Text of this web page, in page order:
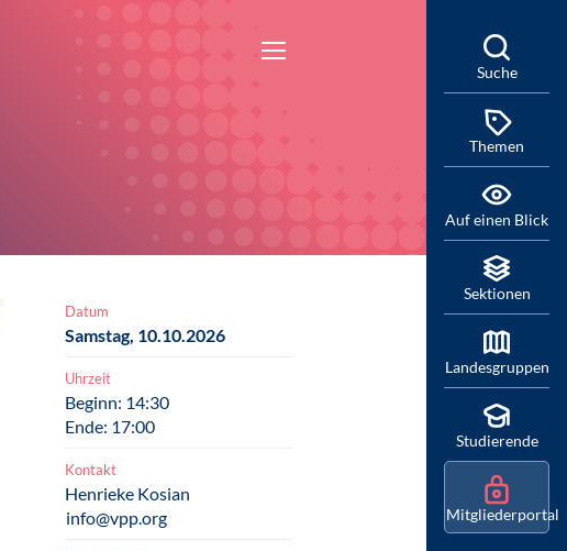
Datum
Samstag, 10.10.2026
Uhrzeit
Beginn: 14:30
Ende: 17:00
Kontakt
Henrieke Kosian
info@vpp.org
Suche
Themen
Auf einen Blick
Sektionen
Landesgruppen
Studierende
Mitgliederportal